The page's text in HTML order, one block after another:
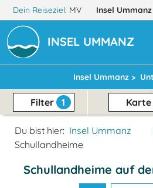
Dein Reiseziel: MV Insel Ummanz
INSEL UMMANZ
Insel Ummanz >
Filter 1 Karte
Du bist hier: Insel Ummanz
Schullandheime
Schullandheime auf